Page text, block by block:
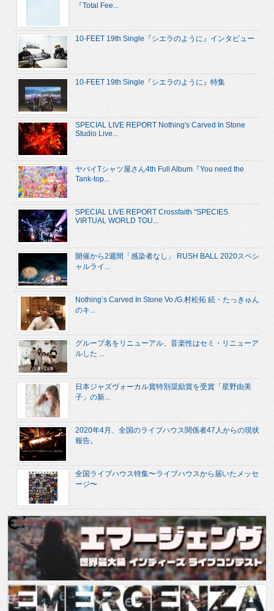
『Total Fee...
10-FEET 19th Single『シエラのように』インタビュー
10-FEET 19th Single『シエラのように』特集
SPECIAL LIVE REPORT Nothing's Carved In Stone
Studio Live...
ヤバイTシャツ屋さん4th Full Album『You need the
Tank-top...
SPECIAL LIVE REPORT Crossfaith “SPECIES
VIRTUAL WORLD TOU...
開催から2週間「感染者なし」 RUSH BALL 2020スペシ
ャルライ...
Nothing’s Carved In Stone Vo./G.村松拓 続・たっきゅん
のキ...
グループ名をリニューアル、音楽性はセミ・リニューア
ルした ...
日本ジャズヴォーカル賞特別奨励賞を受賞「星野由美
子」の新...
2020年4月、全国のライブハウス関係者47人からの現状
報告。
全国ライブハウス特集〜ライブハウスから届いたメッセ
ージ〜